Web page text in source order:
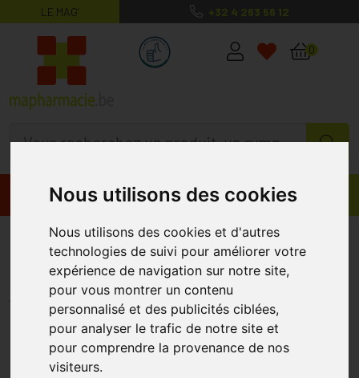
Nous utilisons des cookies
Nous utilisons des cookies et d'autres
technologies de suivi pour améliorer votre
expérience de navigation sur notre site,
pour vous montrer un contenu
personnalisé et des publicités ciblées,
pour analyser le trafic de notre site et
pour comprendre la provenance de nos
visiteurs.
LE MAG’ +32 4 263 56 12
MaPharmacie.be ma santé, mes
0
Promos Produits
Bee Nature Après-shampooing
Honey Care 200ml
BEE NATURE